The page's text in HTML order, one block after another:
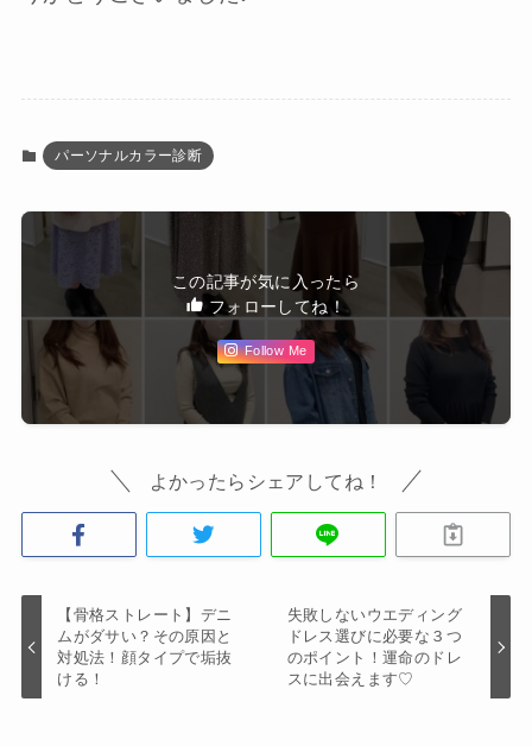
パーソナルカラー診断
この記事が気に入ったら
フォローしてね！
Follow Me
よかったらシェアしてね！
【骨格ストレート】デニ
ムがダサい？その原因と
対処法！顔タイプで垢抜
ける！
失敗しないウエディング
ドレス選びに必要な３つ
のポイント！運命のドレ
スに出会えます♡